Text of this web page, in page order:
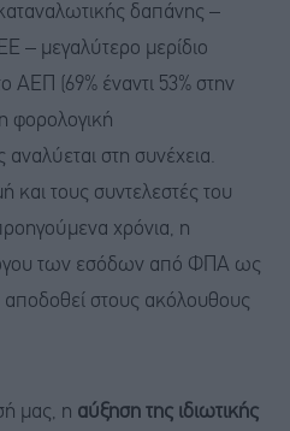
δαπάνης –
ΕΕ – μεγαλύτερο μερίδιο
ΑΕΠ (69% έναντι 53% στην
φορολογική
στη συνέχεια.
και τους συντελεστές του
χρόνια, η
των εσόδων από ΦΠΑ ως
στους ακόλουθους
μας, η αύξηση της ιδιωτικής